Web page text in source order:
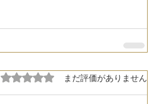
5つ星のうち0と評価されています。
まだ評価がありません